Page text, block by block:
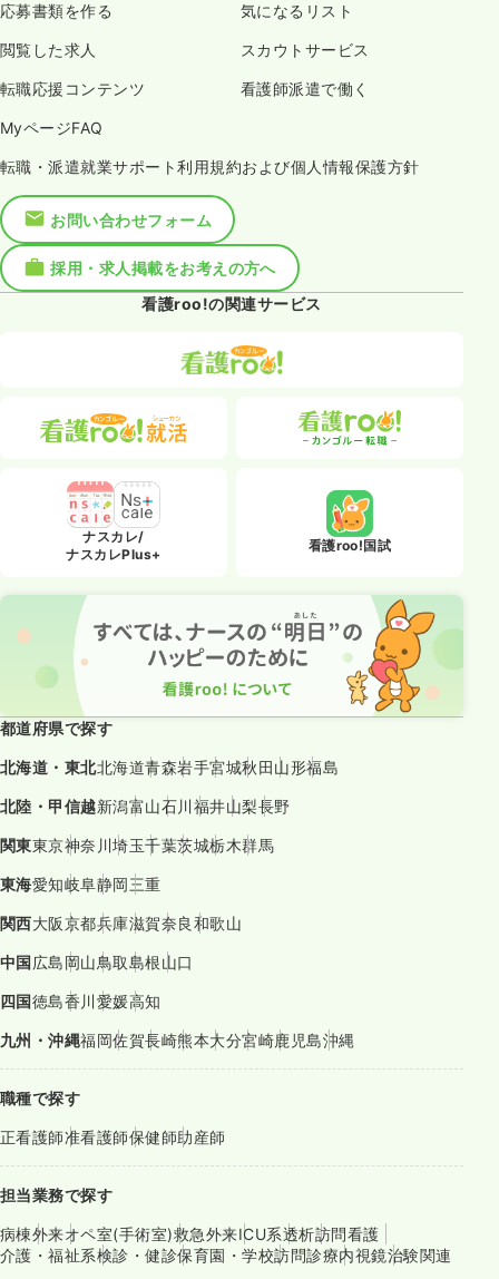
応募書類を作る 気になるリスト
閲覧した求人 スカウトサービス
転職応援コンテンツ 看護師派遣で働く
MyページFAQ
転職・派遣就業サポート利用規約および個人情報保護方針
お問い合わせフォーム
採用・求人掲載をお考えの方へ
看護roo!の関連サービス
ナスカレ/
ナスカレPlus+
看護roo!国試
都道府県で探す
北海道・東北北海道青森岩手宮城秋田山形福島
北陸・甲信越新潟富山石川福井山梨長野
関東東京神奈川埼玉千葉茨城栃木群馬
東海愛知岐阜静岡三重
関西大阪京都兵庫滋賀奈良和歌山
中国広島岡山鳥取島根山口
四国徳島香川愛媛高知
九州・沖縄福岡佐賀長崎熊本大分宮崎鹿児島沖縄
職種で探す
正看護師准看護師保健師助産師
担当業務で探す
病棟外来オペ室(手術室)救急外来ICU系透析訪問看護
介護・福祉系検診・健診保育園・学校訪問診療内視鏡治験関連